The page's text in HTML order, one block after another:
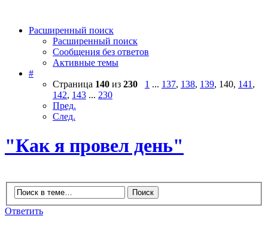
Расширенный поиск
Расширенный поиск
Сообщения без ответов
Активные темы
#
Страница 140 из 230 1 ... 137, 138, 139, 140, 141 ,
142, 143 ... 230
Пред.
След.
"Как я провел день"
Ответить